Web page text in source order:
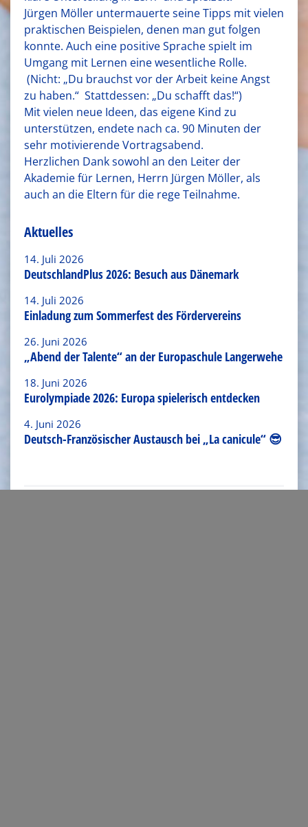
Jürgen Möller untermauerte seine Tipps mit vielen
praktischen Beispielen, denen man gut folgen
konnte. Auch eine positive Sprache spielt im
Umgang mit Lernen eine wesentliche Rolle.
(Nicht: „Du brauchst vor der Arbeit keine Angst
zu haben.“ Stattdessen: „Du schafft das!“)
Mit vielen neue Ideen, das eigene Kind zu
unterstützen, endete nach ca. 90 Minuten der
sehr motivierende Vortragsabend.
Herzlichen Dank sowohl an den Leiter der
Akademie für Lernen, Herrn Jürgen Möller, als
auch an die Eltern für die rege Teilnahme.
Aktuelles
14. Juli 2026
DeutschlandPlus 2026: Besuch aus Dänemark
14. Juli 2026
Einladung zum Sommerfest des Fördervereins
26. Juni 2026
„Abend der Talente“ an der Europaschule Langerwehe
18. Juni 2026
Eurolympiade 2026: Europa spielerisch entdecken
4. Juni 2026
Deutsch-Französischer Austausch bei „La canicule“ 😎